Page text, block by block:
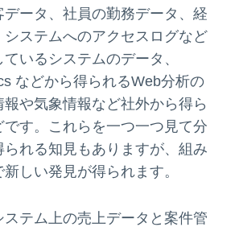
ータ、社員の勤務データ、経
ステムへのアクセスログなど
いるシステムのデータ、
などから得られるWeb分析の
や気象情報など社外から得ら
です。これらを一つ一つ見て分
れる知見もありますが、組み
しい発見が得られます。
テム上の売上データと案件管